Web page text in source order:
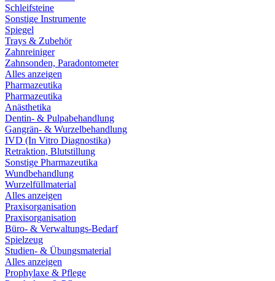
Schleifsteine
Sonstige Instrumente
Spiegel
Trays & Zubehör
Zahnreiniger
Zahnsonden, Paradontometer
Alles anzeigen
Pharmazeutika
Pharmazeutika
Anästhetika
Dentin- & Pulpabehandlung
Gangrän- & Wurzelbehandlung
IVD (In Vitro Diagnostika)
Retraktion, Blutstillung
Sonstige Pharmazeutika
Wundbehandlung
Wurzelfüllmaterial
Alles anzeigen
Praxisorganisation
Praxisorganisation
Büro- & Verwaltungs-Bedarf
Spielzeug
Studien- & Übungsmaterial
Alles anzeigen
Prophylaxe & Pflege